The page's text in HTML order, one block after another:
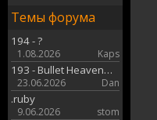
Темы форума
194 - ?
1.08.2026 Kaps
193 - Bullet Heaven…
23.06.2026 Dan
.ruby
9.06.2026 stom